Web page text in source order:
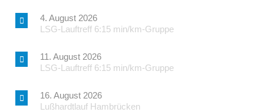
4. August 2026
LSG-Lauftreff 6:15 min/km-Gruppe
11. August 2026
LSG-Lauftreff 6:15 min/km-Gruppe
16. August 2026
Lußhardtlauf Hambrücken